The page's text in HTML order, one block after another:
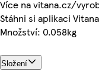
Více na vitana.cz/
Stáhni si aplikaci
Množství: 0.058kg
Složení